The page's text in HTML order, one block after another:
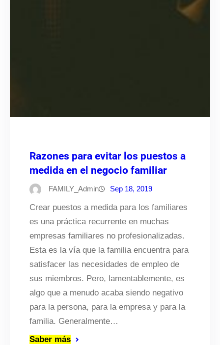
Razones para evitar los puestos a
medida en el negocio familiar
FAMILY_Admin Sep 18, 2019
Crear puestos a medida para los familiares
es una práctica recurrente en muchas
empresas familiares no profesionalizadas.
Esta es la vía que la familia encuentra para
satisfacer las necesidades de empleo de
sus miembros. Pero, lamentablemente, es
algo que a menudo acaba siendo negativo
para la persona, para la empresa y para la
familia. Generalmente…
Saber más